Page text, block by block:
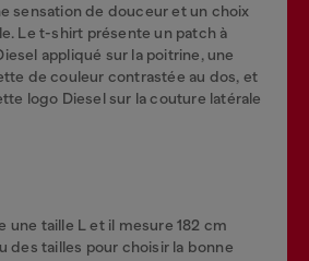
sensation de douceur et un choix
Le t-shirt présente un patch à
appliqué sur la poitrine, une
de couleur contrastée au dos, et
logo Diesel sur la couture latérale
une taille L et il mesure 182 cm
des tailles pour choisir la bonne